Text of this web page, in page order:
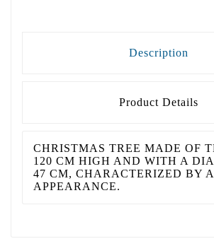
Description
Product Details
CHRISTMAS TREE MADE OF
120 CM HIGH AND WITH A
47 CM, CHARACTERIZED BY
APPEARANCE.